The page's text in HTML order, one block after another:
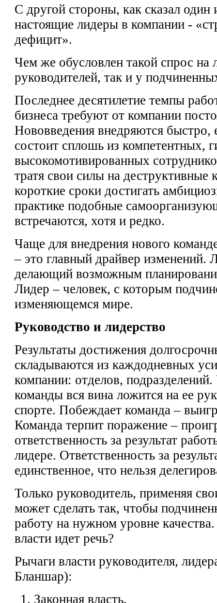
С другой стороны, как сказал один
настоящие лидеры в компании -
дефицит».
Чем же обусловлен такой спрос на
руководителей, так и у
Последнее десятилетие темпы
бизнеса требуют от компании
Нововведения внедряются быстро,
состоит сплошь из компетентных,
высокомотивированных
тратя свои силы на деструктивные
короткие сроки достигать
практике подобные
встречаются, хотя и редко.
Чаще для внедрения нового
– это главный драйвер изменений.
делающий возможным
Лидер – человек, с которым
изменяющемся мире.
Руководство и лидерство
Результаты достижения
складываются из каждодневных
компании: отделов,
команды вся вина ложится на ее
спорте. Побеждает команда –
Команда терпит поражение –
ответственность за результат
лидере. Ответственность за
единственное, что нельзя
Только руководитель, применяя
может сделать так, чтобы
работу на нужном уровне
власти идет речь?
Рычаги власти руководителя,
Бланшар):
Законная власть.